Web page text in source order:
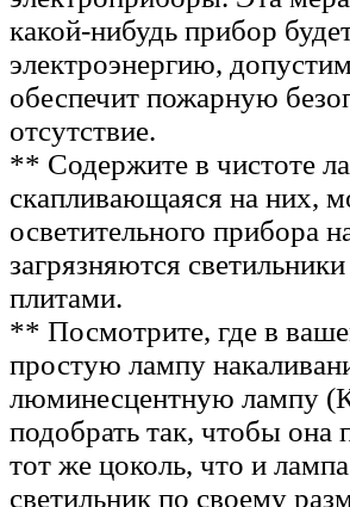
какой-нибудь прибор
электроэнергию,
обеспечит пожарную
отсутствие.
** Содержите в чистоте
скапливающаяся на них,
осветительного прибора
загрязняются
плитами.
** Посмотрите, где в
простую лампу
люминесцентную лампу
подобрать так, чтобы она
тот же цоколь, что и
светильник по своему